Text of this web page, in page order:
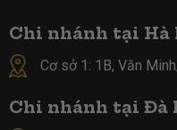
Chi nhánh tại Hà
Cơ sở 1: 1B, Văn
Chi nhánh tại Đà